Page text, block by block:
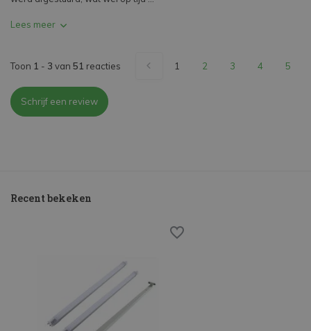
Lees meer
Toon 1 - 3 van 51 reacties 1 2 3 4 5
Schrijf een review
Recent bekeken